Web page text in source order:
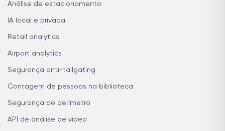
Análise de estacionamento
IA local e privada
Retail analytics
Airport analytics
Segurança anti-tailgating
Contagem de pessoas na biblioteca
Segurança de perímetro
API de análise de vídeo